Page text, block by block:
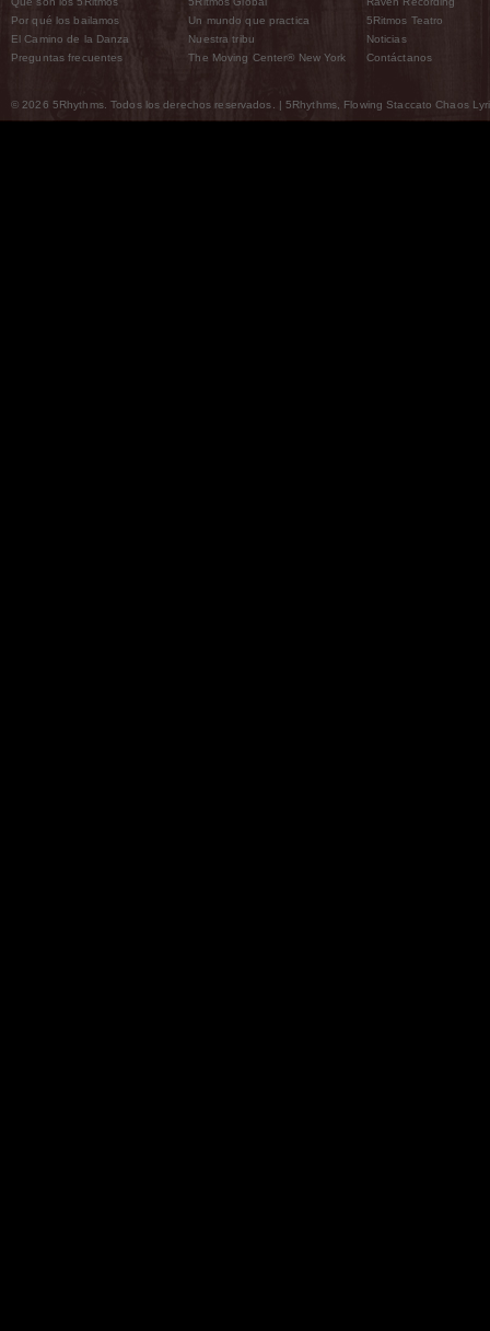
Por qué los bailamos
El Camino de la Danza
Preguntas frecuentes
Un mundo que practica
Nuestra tribu
The Moving Center® New York
5Ritmos Teatro
Noticias
Contáctanos
© 2026 5Rhythms. Todos los derechos reservados. | 5Rhythms, Flowing Staccato Chaos